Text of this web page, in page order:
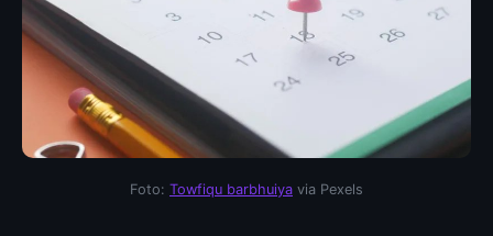
Foto: Towfiqu barbhuiya via Pexels